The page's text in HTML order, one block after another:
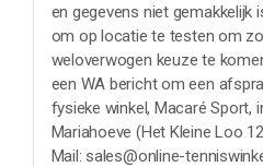
en gegevens niet gemakkelijk
om op locatie te testen om
weloverwogen keuze te
een WA bericht om een
fysieke winkel, Macaré Sport,
Mariahoeve (Het Kleine Loo
Mail: sales@online-